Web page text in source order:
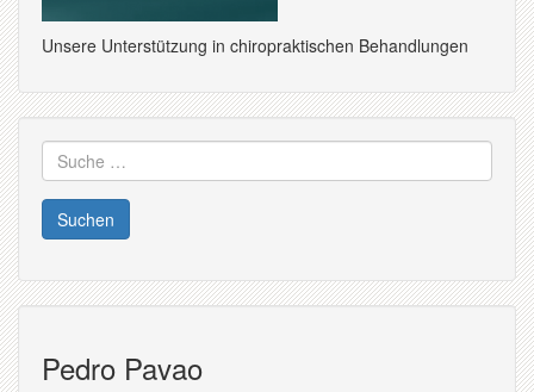
Unsere Unterstützung in chiropraktischen Behandlungen
Suche
nach:
Pedro Pavao